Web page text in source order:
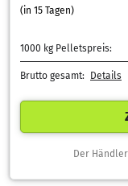
(in 15 Tagen)
1000 kg Pelletspreis:
Brutto gesamt: Details
Der